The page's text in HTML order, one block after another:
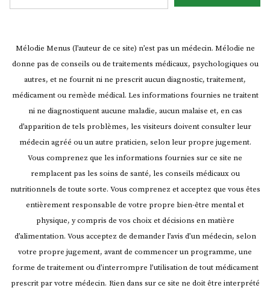
Mélodie Menus (l’auteur de ce site) n’est pas un médecin. Mélodie ne
donne pas de conseils ou de traitements médicaux, psychologiques ou
autres, et ne fournit ni ne prescrit aucun diagnostic, traitement,
médicament ou remède médical. Les informations fournies ne traitent
ni ne diagnostiquent aucune maladie, aucun malaise et, en cas
d’apparition de tels problèmes, les visiteurs doivent consulter leur
médecin agréé ou un autre praticien, selon leur propre jugement.
Vous comprenez que les informations fournies sur ce site ne
remplacent pas les soins de santé, les conseils médicaux ou
nutritionnels de toute sorte. Vous comprenez et acceptez que vous êtes
entièrement responsable de votre propre bien-être mental et
physique, y compris de vos choix et décisions en matière
d’alimentation. Vous acceptez de demander l’avis d’un médecin, selon
votre propre jugement, avant de commencer un programme, une
forme de traitement ou d’interrompre l’utilisation de tout médicament
prescrit par votre médecin. Rien dans sur ce site ne doit être interprété